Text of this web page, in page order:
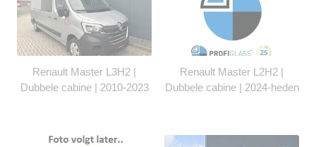
Renault Master L3H2 |
Dubbele cabine | 2010-2023
Renault Master L2H2 |
Dubbele cabine | 2024-heden